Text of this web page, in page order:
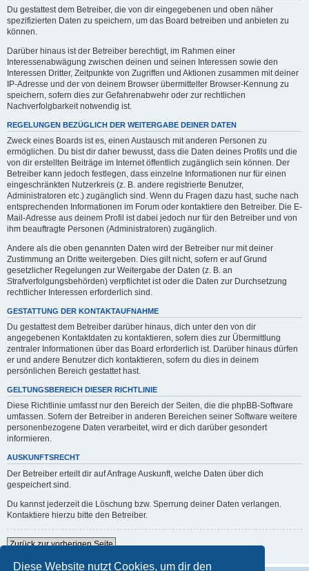
Diese Website nutzt Cookies, um dir den
Du gestattest dem Betreiber, die von dir eingegebenen und oben näher
spezifizierten Daten zu speichern, um das Board betreiben und anbieten zu
können.
Darüber hinaus ist der Betreiber berechtigt, im Rahmen einer
Interessenabwägung zwischen deinen und seinen Interessen sowie den
Interessen Dritter, Zeitpunkte von Zugriffen und Aktionen zusammen mit deiner
IP-Adresse und der von deinem Browser übermittelter Browser-Kennung zu
speichern, sofern dies zur Gefahrenabwehr oder zur rechtlichen
Nachverfolgbarkeit notwendig ist.
REGELUNGEN BEZÜGLICH DER WEITERGABE DEINER DATEN
Zweck eines Boards ist es, einen Austausch mit anderen Personen zu
ermöglichen. Du bist dir daher bewusst, dass die Daten deines Profils und die
von dir erstellten Beiträge im Internet öffentlich zugänglich sein können. Der
Betreiber kann jedoch festlegen, dass einzelne Informationen nur für einen
eingeschränkten Nutzerkreis (z. B. andere registrierte Benutzer,
Administratoren etc.) zugänglich sind. Wenn du Fragen dazu hast, suche nach
entsprechenden Informationen im Forum oder kontaktiere den Betreiber. Die E-
Mail-Adresse aus deinem Profil ist dabei jedoch nur für den Betreiber und von
ihm beauftragte Personen (Administratoren) zugänglich.
Andere als die oben genannten Daten wird der Betreiber nur mit deiner
Zustimmung an Dritte weitergeben. Dies gilt nicht, sofern er auf Grund
gesetzlicher Regelungen zur Weitergabe der Daten (z. B. an
Strafverfolgungsbehörden) verpflichtet ist oder die Daten zur Durchsetzung
rechtlicher Interessen erforderlich sind.
GESTATTUNG DER KONTAKTAUFNAHME
Du gestattest dem Betreiber darüber hinaus, dich unter den von dir
angegebenen Kontaktdaten zu kontaktieren, sofern dies zur Übermittlung
zentraler Informationen über das Board erforderlich ist. Darüber hinaus dürfen
er und andere Benutzer dich kontaktieren, sofern du dies in deinem
persönlichen Bereich gestattet hast.
GELTUNGSBEREICH DIESER RICHTLINIE
Diese Richtlinie umfasst nur den Bereich der Seiten, die die phpBB-Software
umfassen. Sofern der Betreiber in anderen Bereichen seiner Software weitere
personenbezogene Daten verarbeitet, wird er dich darüber gesondert
informieren.
AUSKUNFTSRECHT
Der Betreiber erteilt dir auf Anfrage Auskunft, welche Daten über dich
gespeichert sind.
Du kannst jederzeit die Löschung bzw. Sperrung deiner Daten verlangen.
Kontaktiere hierzu bitte den Betreiber.
Zurück zur vorherigen Seite